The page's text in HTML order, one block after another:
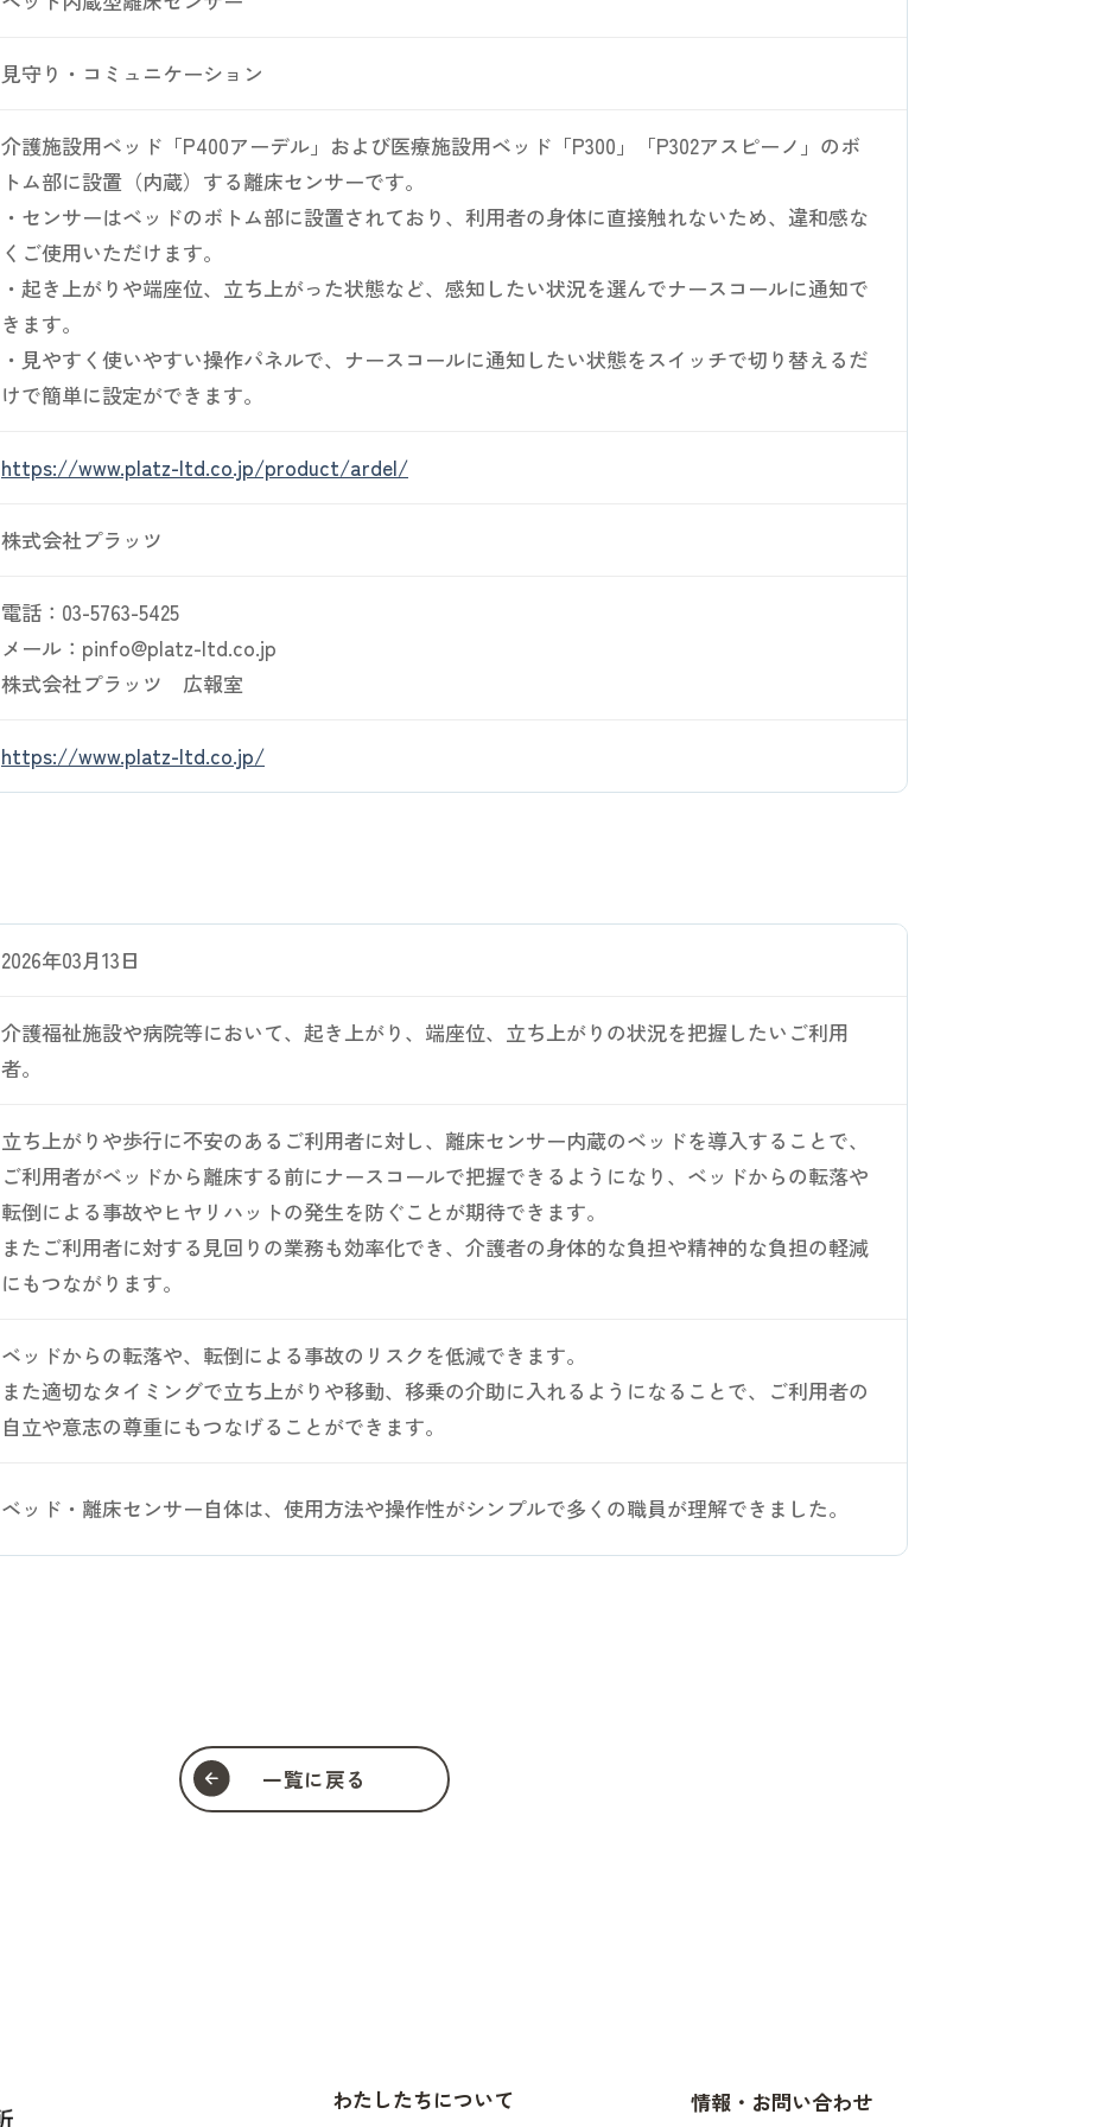
見守り・コミュニケーション
介護施設用ベッド「P400アーデル」および医療施設用ベッド「P300」「P302アスピーノ」のボ
トム部に設置（内蔵）する離床センサーです。
・センサーはベッドのボトム部に設置されており、利用者の身体に直接触れないため、違和感な
くご使用いただけます。
・起き上がりや端座位、立ち上がった状態など、感知したい状況を選んでナースコールに通知で
きます。
・見やすく使いやすい操作パネルで、ナースコールに通知したい状態をスイッチで切り替えるだ
けで簡単に設定ができます。
https://www.platz-ltd.co.jp/product/ardel/
株式会社プラッツ
電話：03-5763-5425
メール：pinfo@platz-ltd.co.jp
株式会社プラッツ 広報室
https://www.platz-ltd.co.jp/
2026年03月13日
介護福祉施設や病院等において、起き上がり、端座位、立ち上がりの状況を把握したいご利用
者。
立ち上がりや歩行に不安のあるご利用者に対し、離床センサー内蔵のベッドを導入することで、
ご利用者がベッドから離床する前にナースコールで把握できるようになり、ベッドからの転落や
転倒による事故やヒヤリハットの発生を防ぐことが期待できます。
またご利用者に対する見回りの業務も効率化でき、介護者の身体的な負担や精神的な負担の軽減
にもつながります。
ベッドからの転落や、転倒による事故のリスクを低減できます。
また適切なタイミングで立ち上がりや移動、移乗の介助に入れるようになることで、ご利用者の
自立や意志の尊重にもつなげることができます。
ベッド・離床センサー自体は、使用方法や操作性がシンプルで多くの職員が理解できました。
一覧に戻る
わたしたちについて 情報・お問い合わせ